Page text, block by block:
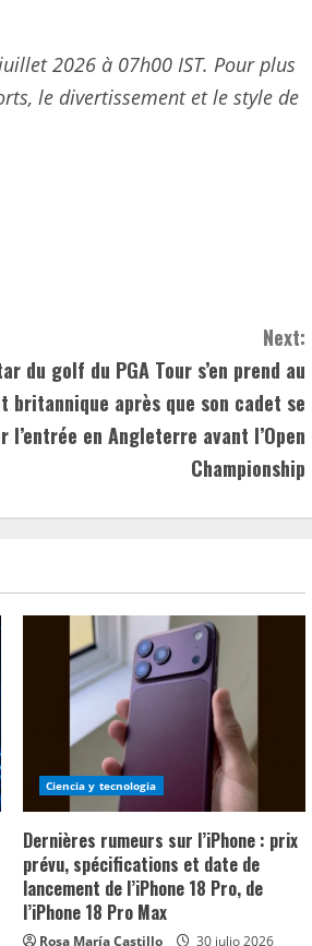
2026 à 07h00 IST. Pour plus
le divertissement et le style de
Next:
du golf du PGA Tour s’en prend au
britannique après que son cadet se
l’entrée en Angleterre avant l’Open
Championship
Ciencia y tecnologia
Dernières rumeurs sur l’iPhone : prix
prévu, spécifications et date de
lancement de l’iPhone 18 Pro, de
l’iPhone 18 Pro Max
Rosa María Castillo 30 julio 2026